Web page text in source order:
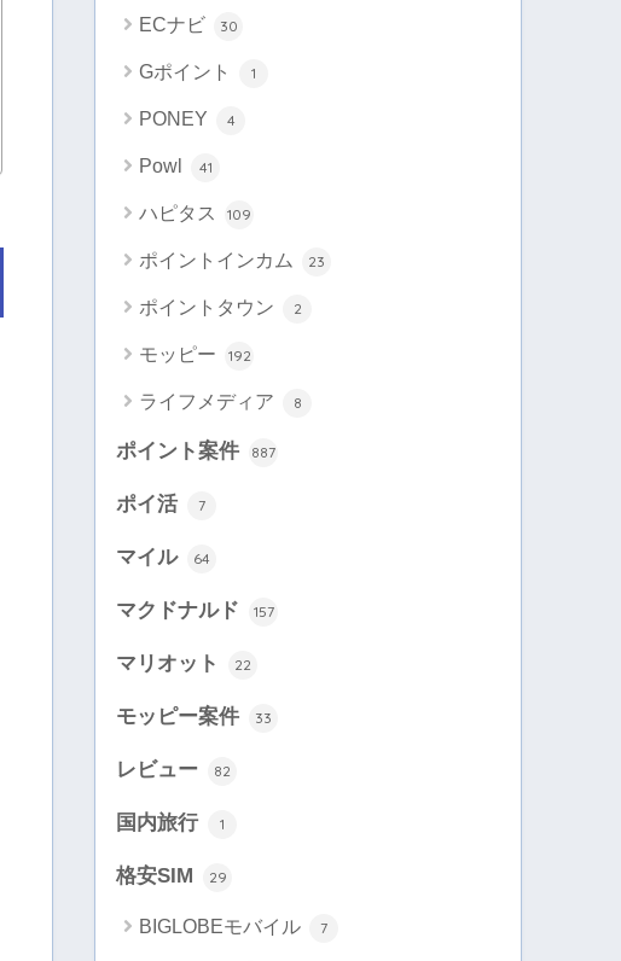
ECナビ 30
Gポイント 1
PONEY 4
Powl 41
ハピタス 109
ポイントインカム 23
ポイントタウン 2
モッピー 192
ライフメディア 8
ポイント案件 887
ポイ活 7
マイル 64
マクドナルド 157
マリオット 22
モッピー案件 33
レビュー 82
国内旅行 1
格安SIM 29
BIGLOBEモバイル 7